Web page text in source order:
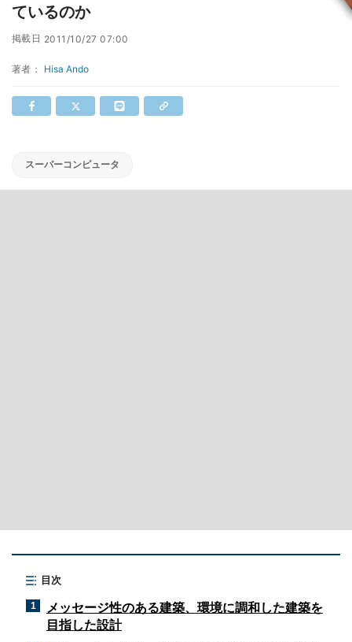
ているのか
掲載日 2011/10/27 07:00
著者： Hisa Ando
スーパーコンピュータ
目次
1
メッセージ性のある建築、環境に調和した建築を
目指した設計